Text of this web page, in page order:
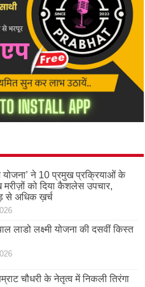
योजना’ ने 10 प्रमुख प्रक्रियाओं के
को दिया कैशलेस उपचार,
से अधिक ख़र्च
लाडो लक्ष्मी योजना की दसवीं किस्त
चौधरी के नेतृत्व में निकली तिरंगा